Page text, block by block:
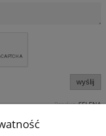
wyślij
Produc.SELENA